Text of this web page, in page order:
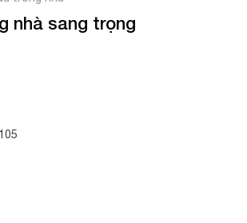
nhà sang trọng